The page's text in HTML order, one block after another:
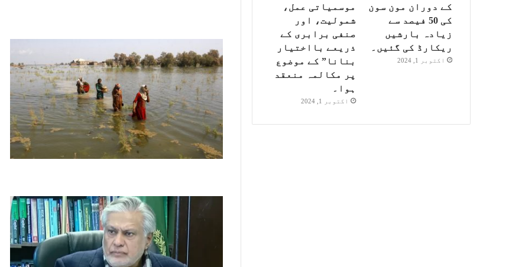
کے دوران مون سون
کی 50 فیصد سے
زیادہ بارشیں
ریکارڈ کی گئیں۔
اکتوبر 1, 2024
موسمیاتی عمل،
شمولیت، اور
صنفی برابری کے
ذریعے بااختیار
بنانا” کے موضوع
پر مکالمہ منعقد
ہوا۔
اکتوبر 1, 2024